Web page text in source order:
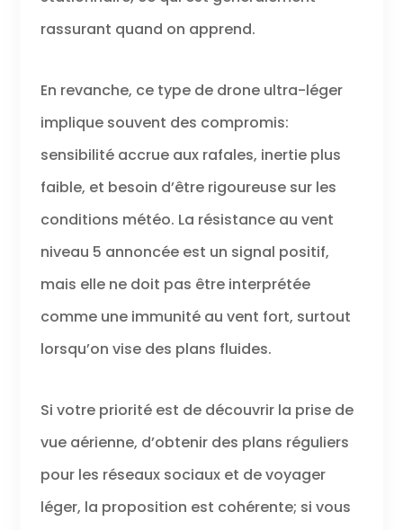
système de gestion offre de
préserver son état de santé et
𝐑𝐨𝐜 𝐝𝐚𝐧𝐬 𝐥𝐞 𝐕𝐞𝐧𝐭 - Grâce à la
technologie de contrôle de vol
SurgeFly développée, Potensic
ATOM peut résister à des vents
que votre film est stable même
lorsqu'il vole dans des
conditions venteuses.
rassurant quand on apprend.
En revanche, ce type de drone ultra-léger
implique souvent des compromis:
sensibilité accrue aux rafales, inertie plus
faible, et besoin d’être rigoureuse sur les
conditions météo. La résistance au vent
niveau 5 annoncée est un signal positif,
mais elle ne doit pas être interprétée
comme une immunité au vent fort, surtout
lorsqu’on vise des plans fluides.
Si votre priorité est de découvrir la prise de
vue aérienne, d’obtenir des plans réguliers
pour les réseaux sociaux et de voyager
léger, la proposition est cohérente; si vous